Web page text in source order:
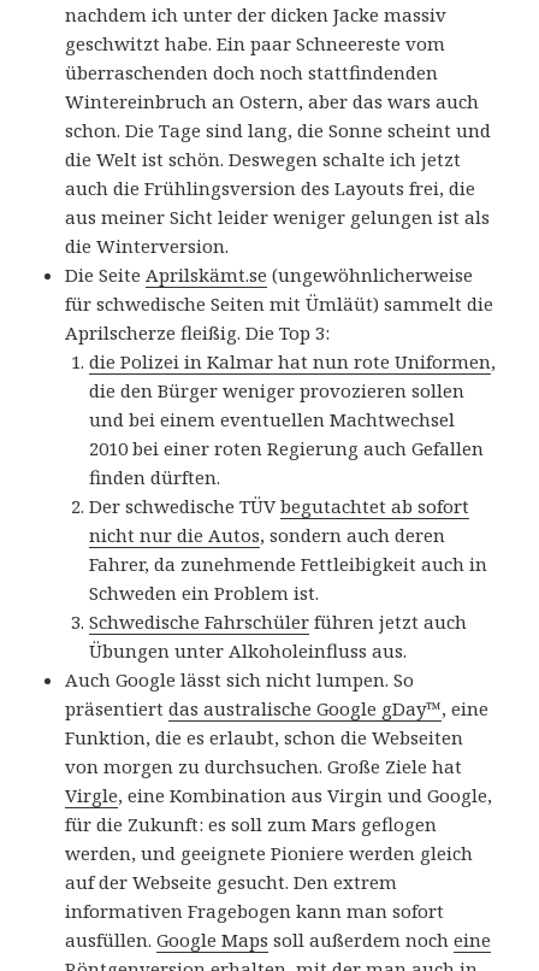
nachdem ich unter der dicken Jacke massiv
geschwitzt habe. Ein paar Schneereste vom
überraschenden doch noch stattfindenden
Wintereinbruch an Ostern, aber das wars auch
schon. Die Tage sind lang, die Sonne scheint und
die Welt ist schön. Deswegen schalte ich jetzt
auch die Frühlingsversion des Layouts frei, die
aus meiner Sicht leider weniger gelungen ist als
die Winterversion.
Die Seite Aprilskämt.se (ungewöhnlicherweise
für schwedische Seiten mit Ümläüt) sammelt die
Aprilscherze fleißig. Die Top 3:
die Polizei in Kalmar hat nun rote Uniformen,
die den Bürger weniger provozieren sollen
und bei einem eventuellen Machtwechsel
2010 bei einer roten Regierung auch Gefallen
finden dürften.
Der schwedische TÜVbegutachtet ab sofort
nicht nur die Autos, sondern auch deren
Fahrer, da zunehmende Fettleibigkeit auch in
Schweden ein Problem ist.
Schwedische Fahrschüler führen jetzt auch
Übungen unter Alkoholeinfluss aus.
Auch Google lässt sich nicht lumpen. So
präsentiertdas australische Google gDay™, eine
Funktion, die es erlaubt, schon die Webseiten
von morgen zu durchsuchen. Große Ziele hat
Virgle, eine Kombination aus Virgin und Google,
für die Zukunft: es soll zum Mars geflogen
werden, und geeignete Pioniere werden gleich
auf der Webseite gesucht. Den extrem
informativen Fragebogen kann man sofort
ausfüllen.Google Maps soll außerdem nocheine